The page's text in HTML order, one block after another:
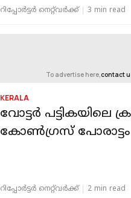
റിപ്പോർട്ടർ നെറ്റ്‌വര്‍ക്ക്‌ 3 min read
To advertise here,contact
KERALA
വോട്ടര്‍ പട്ടികയിലെ
കോണ്‍ഗ്രസ്
റിപ്പോർട്ടർ നെറ്റ്‌വര്‍ക്ക്‌ 2 min read